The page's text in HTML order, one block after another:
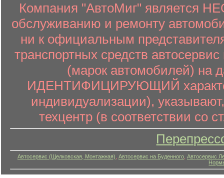
Компания "АвтоМиг" является
обслуживанию и ремонту
ни к официальным
транспортных средств
(марок автомобилей) на
ИДЕНТИФИЦИРУЮЩИЙ характер
индивидуализации),
техцентр (в соответствии со
Автосервис (Щелковская, Монтажная) Автосервис на Буденного Автосервис